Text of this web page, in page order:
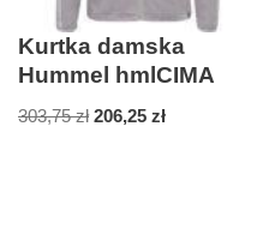
Kurtka damska
Hummel hmlCIMA
303,75zł 206,25 zł